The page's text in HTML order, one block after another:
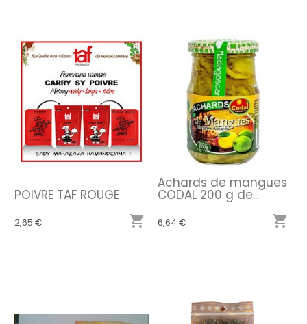
POIVRE TAF ROUGE
2,65 € 
Achards de mangues
CODAL 200 g de...
6,64 € 